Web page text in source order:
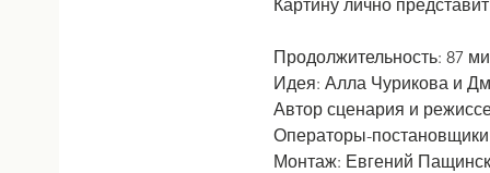
Продолжительность: 87
Идея: Алла Чурикова и
Автор сценария и
Операторы-
Монтаж: Евгений